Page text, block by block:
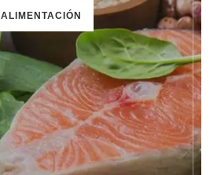
ALIMENTACIÓN